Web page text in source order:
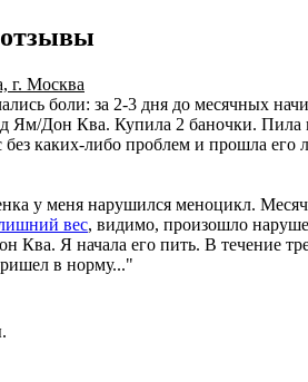
г. Москва
боли: за 2-3 дня до месячных
Ям/Дон Ква. Купила 2 баночки. Пила
каких-либо проблем и прошла его
у меня нарушился меноцикл.
вес, видимо, произошло
Ква. Я начала его пить. В течение
в норму..."